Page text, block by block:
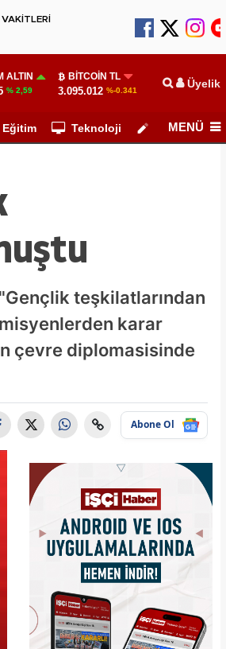
ALTIN
% 2,59
BITCOIN TL
3.095.012 %-0.341 Üyelik
Eğitim Teknoloji Köşe Yazarları
MENÜ
teşkilatlarından
karar
çevre diplomasisinde
Abone Ol